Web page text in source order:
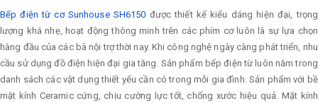
Bếp điện từ cơ Sunhouse SH6150 được thiết kế kiểu dáng hiện đại, trọng
lượng khá nhẹ, hoạt động thông minh trên các phím cơ luôn là sự lựa chọn
hàng đầu của các bà nội trợ thời nay. Khi công nghệ ngày càng phát triển, nhu
cầu sử dụng đồ điện hiện đại gia tăng. Sản phẩm bếp điện từ luôn năm trong
danh sách các vật dụng thiết yếu cần có trong mỗi gia đình. Sản phẩm với bề
mặt kính Ceramic cứng, chịu cường lực tốt, chống xước hiệu quả. Mặt kính